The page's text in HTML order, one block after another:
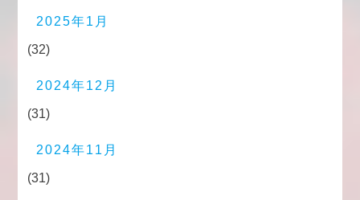
2025年1月
(32)
2024年12月
(31)
2024年11月
(31)